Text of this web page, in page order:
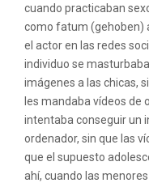
cuando practicaban
como fatum (gehoben)
el actor en las redes
individuo se
imágenes a las chicas,
les mandaba vídeos de
intentaba conseguir un
ordenador, sin que las
que el supuesto
ahí, cuando las